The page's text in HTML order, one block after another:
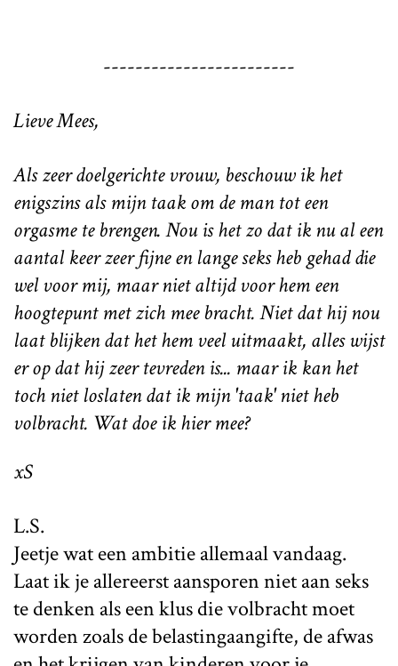
------------------------
Lieve Mees,
Als zeer doelgerichte vrouw, beschouw ik het
enigszins als mijn taak om de man tot een
orgasme te brengen. Nou is het zo dat ik nu al een
aantal keer zeer fijne en lange seks heb gehad die
wel voor mij, maar niet altijd voor hem een
hoogtepunt met zich mee bracht. Niet dat hij nou
laat blijken dat het hem veel uitmaakt, alles wijst
er op dat hij zeer tevreden is... maar ik kan het
toch niet loslaten dat ik mijn 'taak' niet heb
volbracht. Wat doe ik hier mee?
xS
L.S.
Jeetje wat een ambitie allemaal vandaag.
Laat ik je allereerst aansporen niet aan seks
te denken als een klus die volbracht moet
worden zoals de belastingaangifte, de afwas